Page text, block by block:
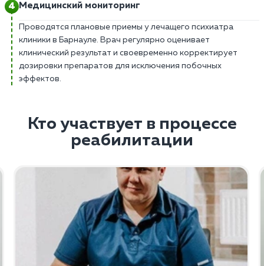
Медицинский мониторинг
Проводятся плановые приемы у лечащего психиатра
клиники в Барнауле. Врач регулярно оценивает
клинический результат и своевременно корректирует
дозировки препаратов для исключения побочных
эффектов.
Кто участвует в процессе
реабилитации